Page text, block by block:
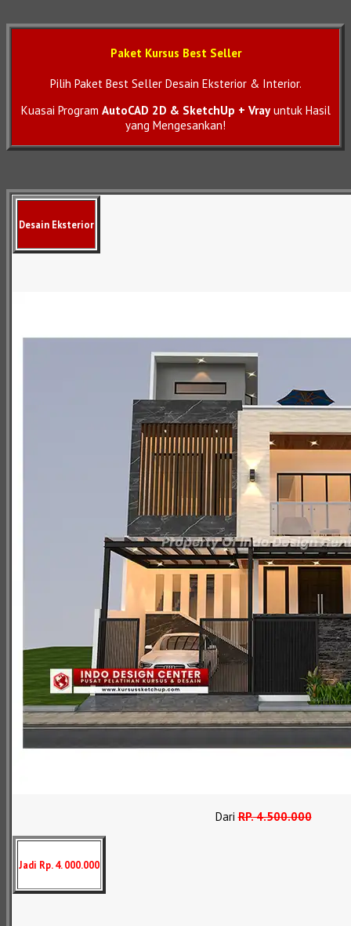
Paket Kursus Best Seller
Pilih Paket Best Seller Desain Eksterior & Interior.
Kuasai Program AutoCAD 2D & SketchUp + Vrayuntuk Hasil
yang Mengesankan!
Desain Eksterior
DariRP.4.500.000
Jadi Rp. 4. 000.000